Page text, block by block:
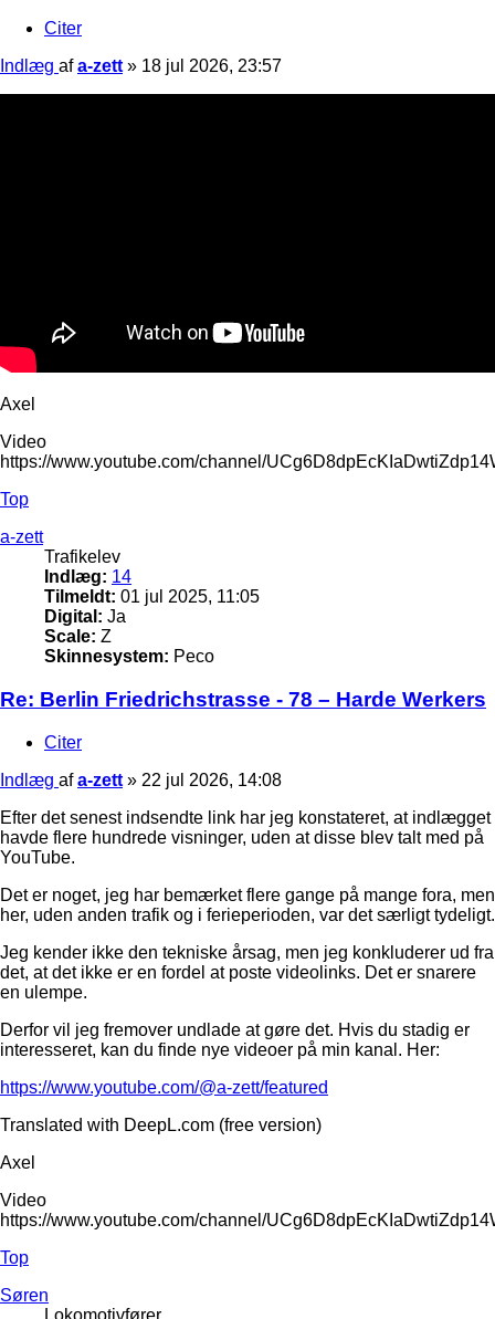
Citer
Indlæg afa-zett » 18 jul 2026, 23:57
Axel
Video
https://www.youtube.com/channel/
Top
a-zett
Trafikelev
Indlæg: 14
Tilmeldt: 01 jul 2025, 11:05
Digital: Ja
Scale: Z
Skinnesystem: Peco
Re: Berlin Friedrichstrasse - 78 – Harde Werkers
Citer
Indlæg afa-zett » 22 jul 2026, 14:08
Efter det senest indsendte link har jeg konstateret, at indlægget
havde flere hundrede visninger, uden at disse blev talt med på
YouTube.
Det er noget, jeg har bemærket flere gange på mange fora, men
her, uden anden trafik og i ferieperioden, var det særligt tydeligt.
Jeg kender ikke den tekniske årsag, men jeg konkluderer ud fra
det, at det ikke er en fordel at poste videolinks. Det er snarere
en ulempe.
Derfor vil jeg fremover undlade at gøre det. Hvis du stadig er
interesseret, kan du finde nye videoer på min kanal. Her:
https://www.youtube.com/@a-zett/featured
Translated with DeepL.com (free version)
Axel
Video
https://www.youtube.com/channel/
Top
Søren
Lokomotivfører